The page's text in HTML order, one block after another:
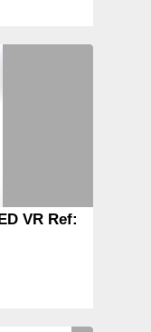
VR Ref: